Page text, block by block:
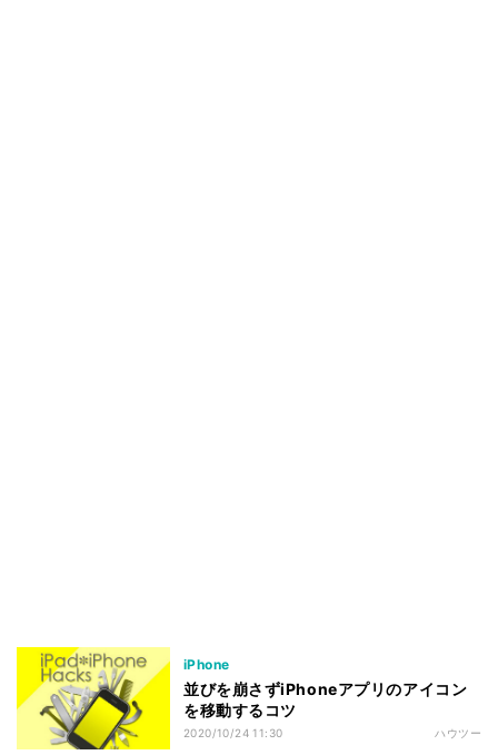
iPhone
並びを崩さずiPhoneアプリのアイコン
を移動するコツ
2020/10/24 11:30 ハウツー